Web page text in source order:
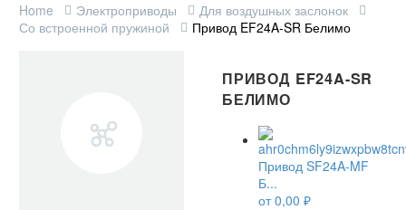
Home Электроприводы
Для воздушных заслонок
Со встроенной пружиной
Привод EF24A-SR Белимо
ПРИВОД EF24A-SR
БЕЛИМО
Привод SF24A-MF
Б...
от0,00 ₽